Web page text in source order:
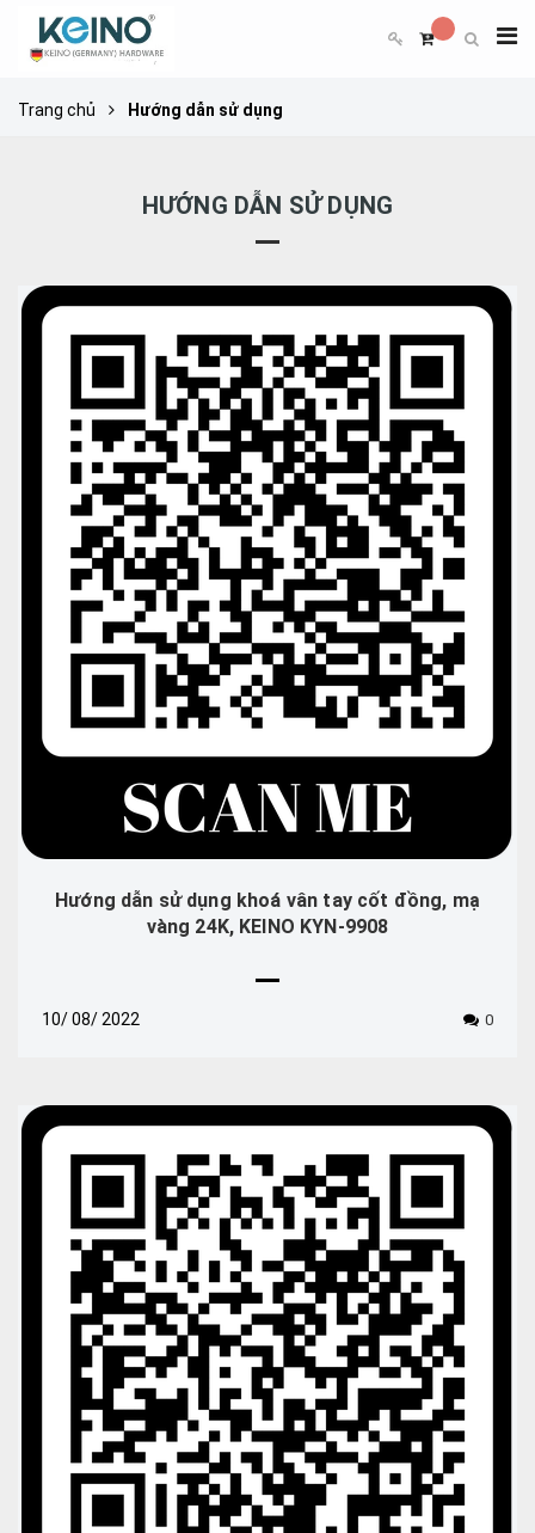
Trang chủ Hướng dẫn sử dụng
HƯỚNG DẪN SỬ DỤNG
Hướng dẫn sử dụng khoá vân tay cốt đồng, mạ
vàng 24K, KEINO KYN-9908
10/08/ 2022 0